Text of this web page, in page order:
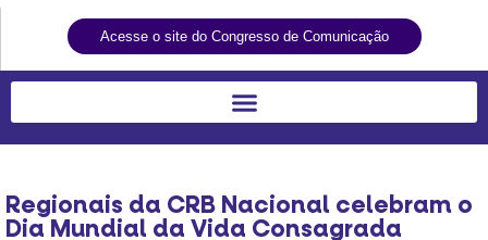
Acesse o site do Congresso de Comunicação
Regionais da CRB Nacional celebram o
Dia Mundial da Vida Consagrada